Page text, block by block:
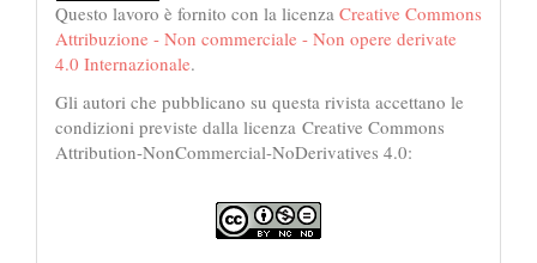
Questo lavoro è fornito con la licenza Creative Commons
Attribuzione - Non commerciale - Non opere derivate
4.0 Internazionale.
Gli autori che pubblicano su questa rivista accettano le
condizioni previste dalla licenza Creative Commons
Attribution-NonCommercial-NoDerivatives 4.0: